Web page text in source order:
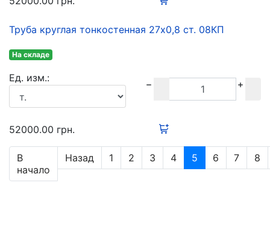
Труба круглая тонкостенная 27х0,8 ст. 08КП
На складе
Ед. изм.:
52000.00 грн.
В
начало
Назад 1 2 3 4 5 6 7 8